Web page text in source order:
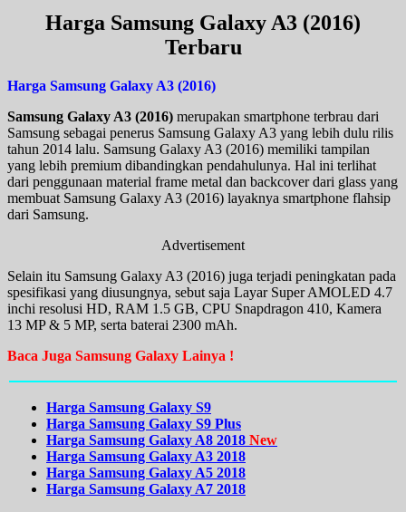
Harga Samsung Galaxy A3 (2016)
Terbaru
Harga Samsung Galaxy A3 (2016)
Samsung Galaxy A3 (2016) merupakan smartphone terbrau dari
Samsung sebagai penerus Samsung Galaxy A3 yang lebih dulu rilis
tahun 2014 lalu. Samsung Galaxy A3 (2016) memiliki tampilan
yang lebih premium dibandingkan pendahulunya. Hal ini terlihat
dari penggunaan material frame metal dan backcover dari glass yang
membuat Samsung Galaxy A3 (2016) layaknya smartphone flahsip
dari Samsung.
Advertisement
Selain itu Samsung Galaxy A3 (2016) juga terjadi peningkatan pada
spesifikasi yang diusungnya, sebut saja Layar Super AMOLED 4.7
inchi resolusi HD, RAM 1.5 GB, CPU Snapdragon 410, Kamera
13 MP & 5 MP, serta baterai 2300 mAh.
Baca Juga Samsung Galaxy Lainya !
Harga Samsung Galaxy S9
Harga Samsung Galaxy S9 Plus
Harga Samsung Galaxy A8 2018 New
Harga Samsung Galaxy A3 2018
Harga Samsung Galaxy A5 2018
Harga Samsung Galaxy A7 2018